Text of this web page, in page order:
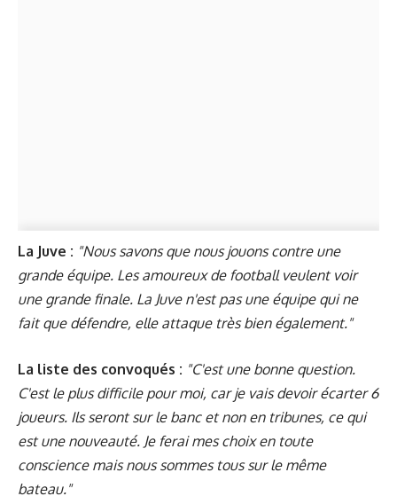
La Juve : "Nous savons que nous jouons contre une
grande équipe. Les amoureux de football veulent voir
une grande finale. La Juve n'est pas une équipe qui ne
fait que défendre, elle attaque très bien également."
La liste des convoqués : "C'est une bonne question.
C'est le plus difficile pour moi, car je vais devoir écarter 6
joueurs. Ils seront sur le banc et non en tribunes, ce qui
est une nouveauté. Je ferai mes choix en toute
conscience mais nous sommes tous sur le même
bateau."